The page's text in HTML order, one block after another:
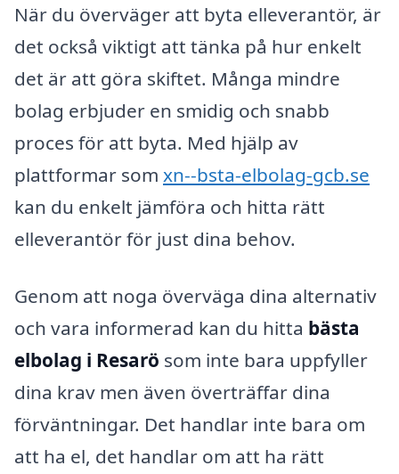
När du överväger att byta elleverantör, är
det också viktigt att tänka på hur enkelt
det är att göra skiftet. Många mindre
bolag erbjuder en smidig och snabb
proces för att byta. Med hjälp av
plattformar som xn--bsta-elbolag-gcb.se
kan du enkelt jämföra och hitta rätt
elleverantör för just dina behov.
Genom att noga överväga dina alternativ
och vara informerad kan du hitta bästa
elbolag i Resarö som inte bara uppfyller
dina krav men även överträffar dina
förväntningar. Det handlar inte bara om
att ha el, det handlar om att ha rätt